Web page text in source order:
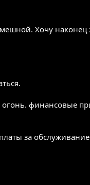
Хочу
финансовые
за